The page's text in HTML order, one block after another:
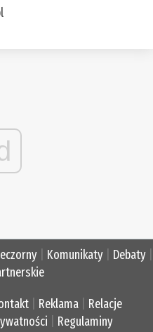
Komunikaty Debaty
Reklama
Relacje
Regulaminy